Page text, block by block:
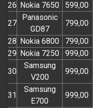
26 Nokia 7650 599,00
27
Panasonic
GD87
799,00
28 Nokia 6800 799,00
29 Nokia 7250 999,00
30
Samsung
V200
999,00
31
Samsung
E700
999,00